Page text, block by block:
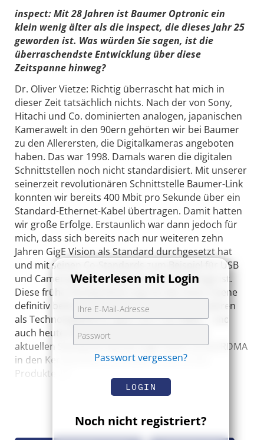
inspect: Mit 28 Jahren ist Baumer Optronic ein
klein wenig älter als die inspect, die dieses Jahr 25
geworden ist. Was würden Sie sagen, ist die
überraschendste Entwicklung über diese
Zeitspanne hinweg?
Dr. Oliver Vietze: Richtig überrascht hat mich in
dieser Zeit tatsächlich nichts. Nach der von Sony,
Hitachi und Co. dominierten analogen, japanischen
Kamerawelt in den 90ern gehörten wir bei Baumer
zu den Allerersten, die Digitalkameras angeboten
haben. Das war 1998. Damals waren die digitalen
Schnittstellen noch nicht standardisiert. Mit unserer
seinerzeit revolutionären Schnittstelle Baumer-Link
konnten wir bereits 400 Mbit pro Sekunde über ein
Standard-Ethernet-Kabel übertragen. Damit hatten
wir große Erfolge. Erstaunlich war dann jedoch für
mich, dass sich bereits nach nur weiteren zehn
Jahren GigE Vision als Standard durchgesetzt hat
und mit seinen Co-Standards zum Beispiel für USB
und CameraLink bis heute das Maß der Dinge ist.
Diese frühe Standardisierung hat die Vision-Szene
definitiv befeuert. Baumer war in all diesen Jahren
als Technologieführer ganz vorn mit dabei – und
auch heute sind wir bei der Entwicklung der
aktuellen Standards wie bei GigE Vision v3 mit RDMA
in den Kerngremien und bieten schon erste
Produkte an.
Weiterlesen mit Login
Passwort vergessen?
LOGIN
Noch nicht registriert?